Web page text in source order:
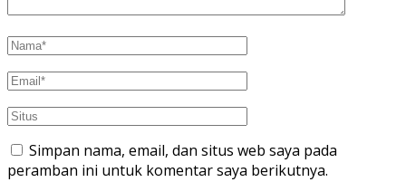
Simpan nama, email, dan situs web saya pada
peramban ini untuk komentar saya berikutnya.